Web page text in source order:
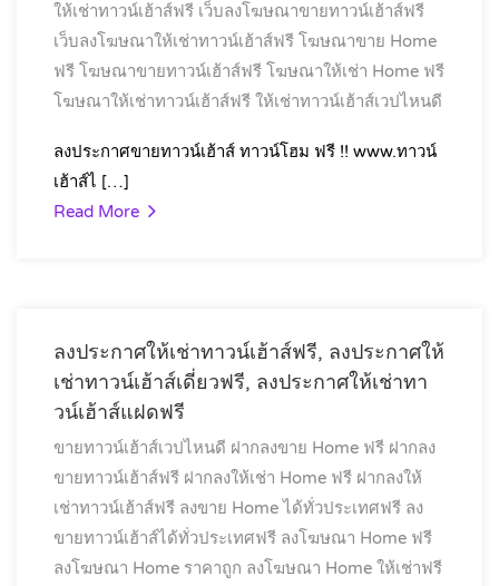
ให้เช่าทาวน์เฮ้าส์ฟรี เว็บลงโฆษณาขายทาวน์เฮ้าส์ฟรี
เว็บลงโฆษณาให้เช่าทาวน์เฮ้าส์ฟรี โฆษณาขาย Home
ฟรี โฆษณาขายทาวน์เฮ้าส์ฟรี โฆษณาให้เช่า Home ฟรี
โฆษณาให้เช่าทาวน์เฮ้าส์ฟรี ให้เช่าทาวน์เฮ้าส์เวปไหนดี
ลงประกาศขายทาวน์เฮ้าส์ ทาวน์โฮม ฟรี !! www.ทาวน์
เฮ้าส์ไ […]
Read More
ลงประกาศให้เช่าทาวน์เฮ้าส์ฟรี, ลงประกาศให้
เช่าทาวน์เฮ้าส์เดี่ยวฟรี, ลงประกาศให้เช่าทา
วน์เฮ้าส์แฝดฟรี
ขายทาวน์เฮ้าส์เวปไหนดี ฝากลงขาย Home ฟรี ฝากลง
ขายทาวน์เฮ้าส์ฟรี ฝากลงให้เช่า Home ฟรี ฝากลงให้
เช่าทาวน์เฮ้าส์ฟรี ลงขาย Home ได้ทั่วประเทศฟรี ลง
ขายทาวน์เฮ้าส์ได้ทั่วประเทศฟรี ลงโฆษณา Home ฟรี
ลงโฆษณา Home ราคาถูก ลงโฆษณา Home ให้เช่าฟรี